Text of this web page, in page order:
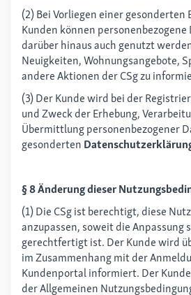
(2) Bei Vorliegen einer gesonderten
Kunden können personenbezogene
darüber hinaus auch genutzt
Neuigkeiten, Wohnungsangebote,
andere Aktionen der CSg zu
(3) Der Kunde wird bei der
und Zweck der Erhebung,
Übermittlung personenbezogener
gesonderten
§ 8 Änderung dieser
(1) Die CSg ist berechtigt, diese
anzupassen, soweit die Anpassung
gerechtfertigt ist. Der Kunde wird
im Zusammenhang mit der
Kundenportal informiert. Der
der Allgemeinen